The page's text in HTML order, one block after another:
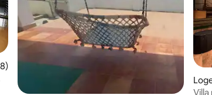
de 4,93 sur 5, 28 commentaires
Villa